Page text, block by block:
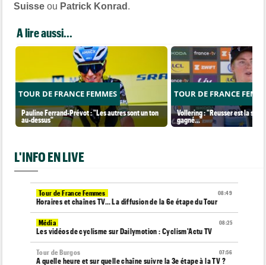
Suisse ou Patrick Konrad .
A lire aussi...
TOUR DE FRANCE FEMMES
Pauline Ferrand-Prévot : "Les autres sont un ton
au-dessus"
TOUR DE FRANCE
Vollering : "Reusser est la
gagné..."
L'INFO EN LIVE
08:49
Tour de France Femmes
Horaires et chaînes TV… La diffusion de la 6e étape du Tour
08:25
Média
Les vidéos de cyclisme sur Dailymotion : Cyclism'Actu TV
07:56
Tour de Burgos
A quelle heure et sur quelle chaîne suivre la 3e étape à la TV ?